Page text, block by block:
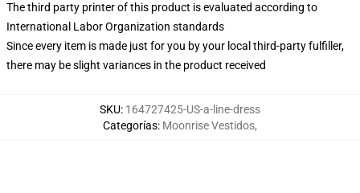
The third party printer of this product is evaluated according to
International Labor Organization standards
Since every item is made just for you by your local third-party fulfiller,
there may be slight variances in the product received
SKU: 164727425-US-a-line-dress
Categorías: Moonrise Vestidos,